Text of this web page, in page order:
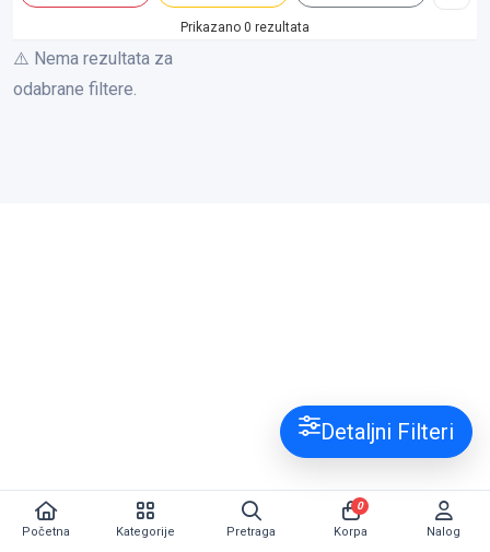
Prikazano 0 rezultata
⚠️ Nema rezultata za
odabrane filtere.
Detaljni Filteri
Početna Kategorije Pretraga Korpa
0
Nalog